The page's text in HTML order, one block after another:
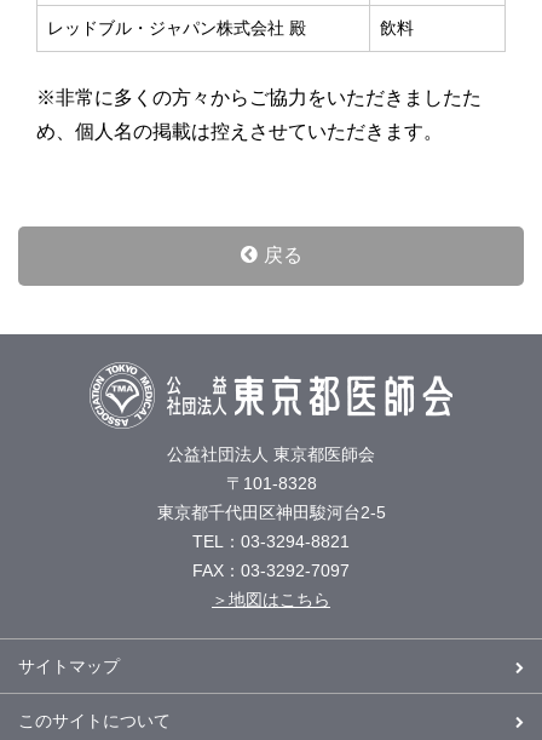
レッドブル・ジャパン株式会社 殿 飲料
※非常に多くの方々からご協力をいただきましたた
め、個人名の掲載は控えさせていただきます。
戻る
公益社団法人 東京都医師会
〒101-8328
東京都千代田区神田駿河台2-5
TEL：03-3294-8821
FAX：03-3292-7097
＞地図はこちら
サイトマップ
このサイトについて